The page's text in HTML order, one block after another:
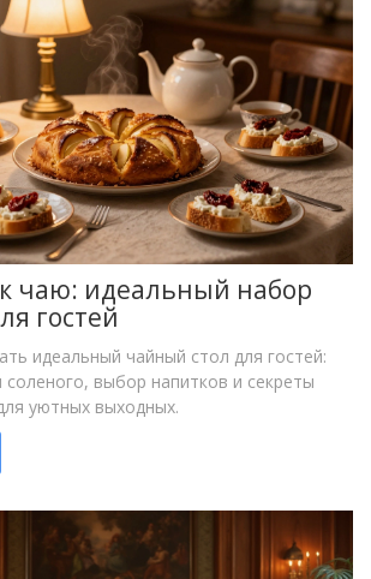
чаю: идеальный набор
гостей
идеальный чайный стол для гостей:
соленого, выбор напитков и секреты
уютных выходных.